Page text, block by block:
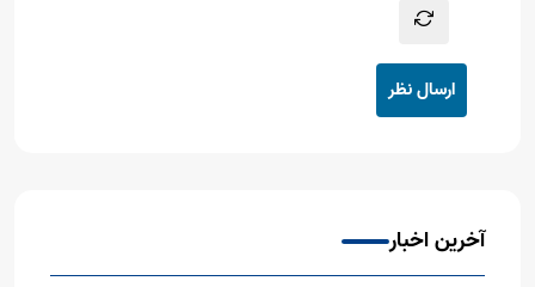
ارسال نظر
آخرین اخبار